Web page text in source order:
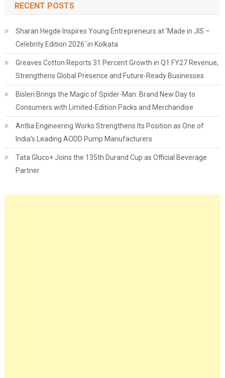
RECENT POSTS
Sharan Hegde Inspires Young Entrepreneurs at ‘Made in JIS –
Celebrity Edition 2026’ in Kolkata
Greaves Cotton Reports 31 Percent Growth in Q1 FY27 Revenue,
Strengthens Global Presence and Future-Ready Businesses
Bisleri Brings the Magic of Spider-Man: Brand New Day to
Consumers with Limited-Edition Packs and Merchandise
Antlia Engineering Works Strengthens Its Position as One of
India's Leading AODD Pump Manufacturers
Tata Gluco+ Joins the 135th Durand Cup as Official Beverage
Partner